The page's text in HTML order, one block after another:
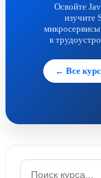
Освойте
изучите
в
← Все